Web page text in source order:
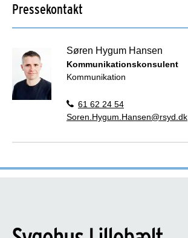
Pressekontakt
Søren Hygum Hansen
Kommunikationskonsulent
Kommunikation
61 62 24 54
Soren.Hygum.Hansen@rsyd.dk